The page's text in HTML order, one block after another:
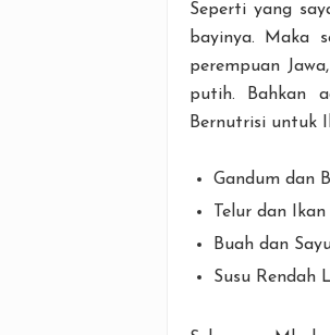
Seperti yang
bayinya. Maka
perempuan
putih. Bahkan
Bernutrisi untuk
Gandum dan
Telur dan Ikan
Buah dan
Susu Rendah